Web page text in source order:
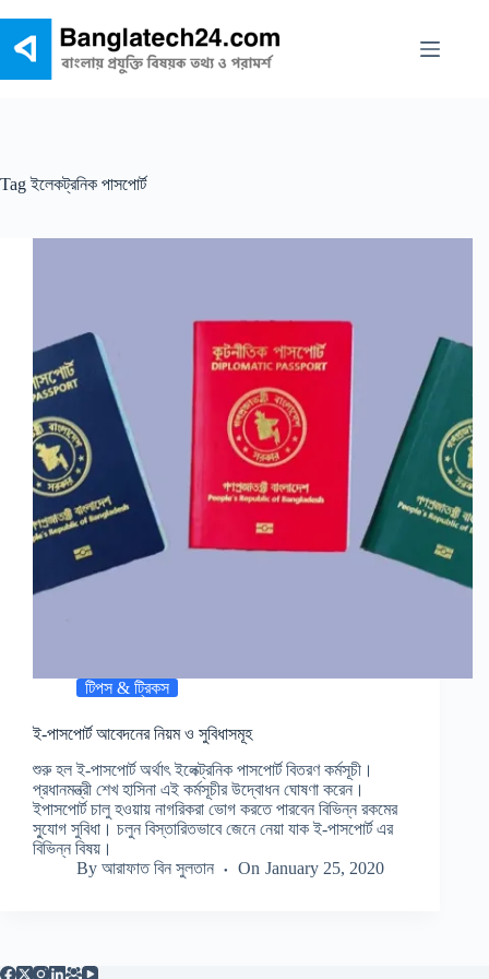
content
Tagইলেকট্রনিক পাসপোর্ট
টিপস & ট্রিকস
ই-পাসপোর্ট আবেদনের নিয়ম ও সুবিধাসমূহ
শুরু হল ই-পাসপোর্ট অর্থাৎ ইলেক্ট্রনিক পাসপোর্ট বিতরণ কর্মসূচী।
প্রধানমন্ত্রী শেখ হাসিনা এই কর্মসূচীর উদ্বোধন ঘোষণা করেন।
ইপাসপোর্ট চালু হওয়ায় নাগরিকরা ভোগ করতে পারবেন বিভিন্ন রকমের
সু্যোগ সুবিধা। চলুন বিস্তারিতভাবে জেনে নেয়া যাক ই-পাসপোর্ট এর
বিভিন্ন বিষয়।
By আরাফাত বিন সুলতান On January 25, 2020